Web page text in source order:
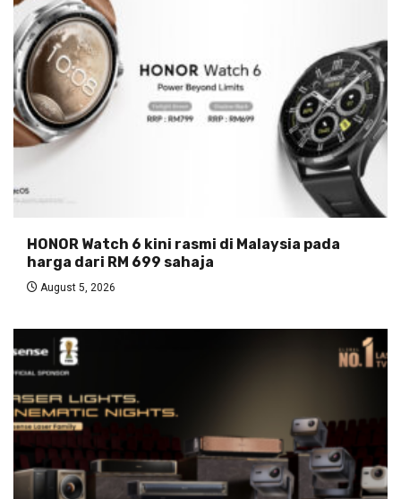
HONOR Watch 6 kini rasmi di Malaysia pada
harga dari RM 699 sahaja
August 5, 2026